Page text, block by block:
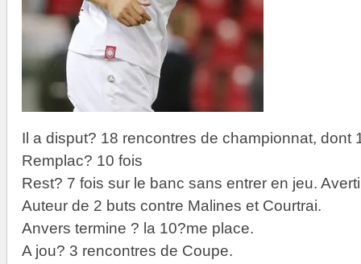
Il a disput? 18 rencontres de championnat, dont
Remplac? 10 fois
Rest? 7 fois sur le banc sans entrer en jeu.
Auteur de 2 buts contre Malines et Courtrai.
Anvers termine ? la 10?me place.
A jou? 3 rencontres de Coupe.